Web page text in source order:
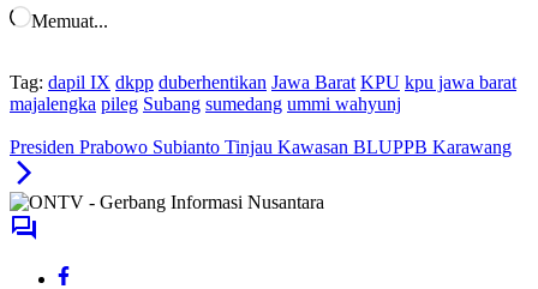
Memuat...
Tag: dapil IX dkpp duberhentikan Jawa Barat KPU kpu jawa barat
majalengka pileg Subang sumedang ummi wahyunj
Presiden Prabowo Subianto Tinjau Kawasan BLUPPB Karawang